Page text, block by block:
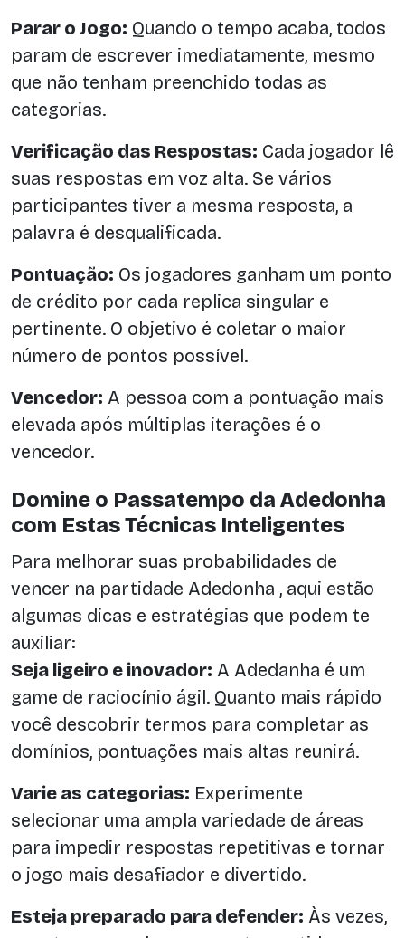
Parar o Jogo: Quando o tempo acaba, todos
param de escrever imediatamente, mesmo
que não tenham preenchido todas as
categorias.
Verificação das Respostas: Cada jogador lê
suas respostas em voz alta. Se vários
participantes tiver a mesma resposta, a
palavra é desqualificada.
Pontuação: Os jogadores ganham um ponto
de crédito por cada replica singular e
pertinente. O objetivo é coletar o maior
número de pontos possível.
Vencedor: A pessoa com a pontuação mais
elevada após múltiplas iterações é o
vencedor.
Domine o Passatempo da Adedonha
com Estas Técnicas Inteligentes
Para melhorar suas probabilidades de
vencer na partidade Adedonha , aqui estão
algumas dicas e estratégias que podem te
auxiliar:
Seja ligeiro e inovador: A Adedanha é um
game de raciocínio ágil. Quanto mais rápido
você descobrir termos para completar as
domínios, pontuações mais altas reunirá.
Varie as categorias: Experimente
selecionar uma ampla variedade de áreas
para impedir respostas repetitivas e tornar
o jogo mais desafiador e divertido.
Esteja preparado para defender: Às vezes,